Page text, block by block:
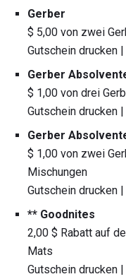
Gerber
$ 5,00 von zwei
Gutschein drucken
Gerber
$ 1,00 von drei
Gutschein drucken
Gerber
$ 1,00 von zwei
Mischungen
Gutschein drucken
** Goodnites
2,00 $ Rabatt auf
Mats
Gutschein drucken